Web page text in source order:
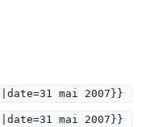
mai 2007}}
mai 2007}}